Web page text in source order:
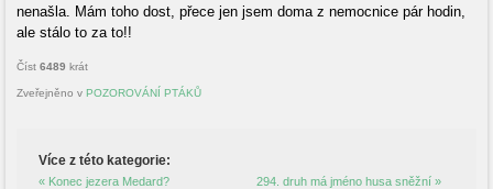
nenašla. Mám toho dost, přece jen jsem doma z nemocnice pár hodin,
ale stálo to za to!!
Číst 6489 krát
Zveřejněno v POZOROVÁNÍ PTÁKŮ
Více z této kategorie:
« Konec jezera Medard? 294. druh má jméno husa sněžní »